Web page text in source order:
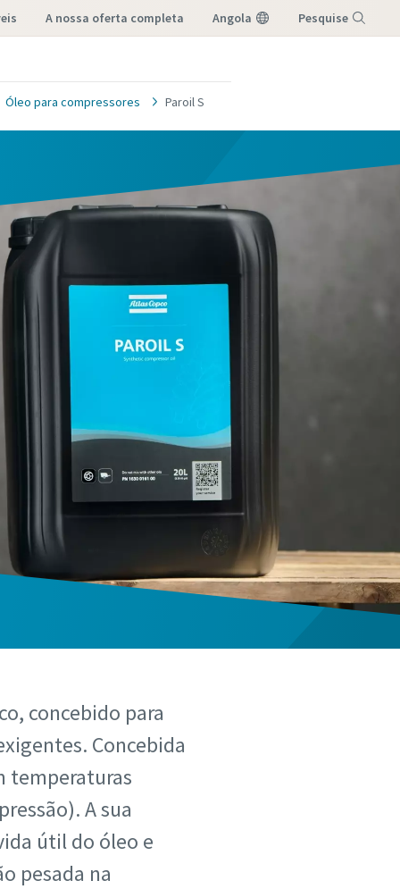
a nossa oferta completa Angola Pesquise
Óleo para compressores Paroil S
concebido para
Concebida
temperaturas
A sua
útil do óleo e
pesada na